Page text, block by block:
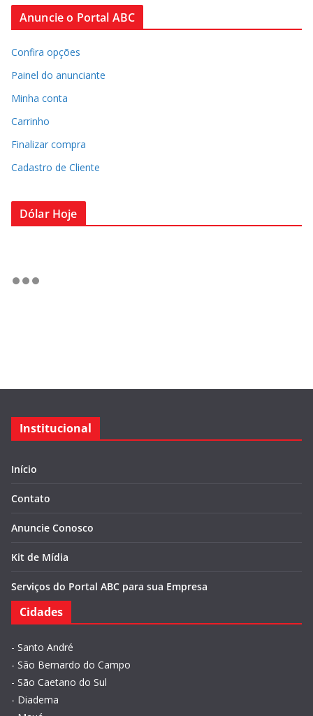
Anuncie o Portal ABC
Confira opções
Painel do anunciante
Minha conta
Carrinho
Finalizar compra
Cadastro de Cliente
Dólar Hoje
Institucional
Início
Contato
Anuncie Conosco
Kit de Mídia
Serviços do Portal ABC para sua Empresa
Cidades
- Santo André
- São Bernardo do Campo
- São Caetano do Sul
- Diadema